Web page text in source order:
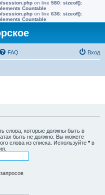
session.php on line 580: sizeof():
Countable
session.php on line 636: sizeof():
Countable
FAQ Вход
слова, которые должны быть в
быть не должно. Вы можете
слова из списка. Используйте * в